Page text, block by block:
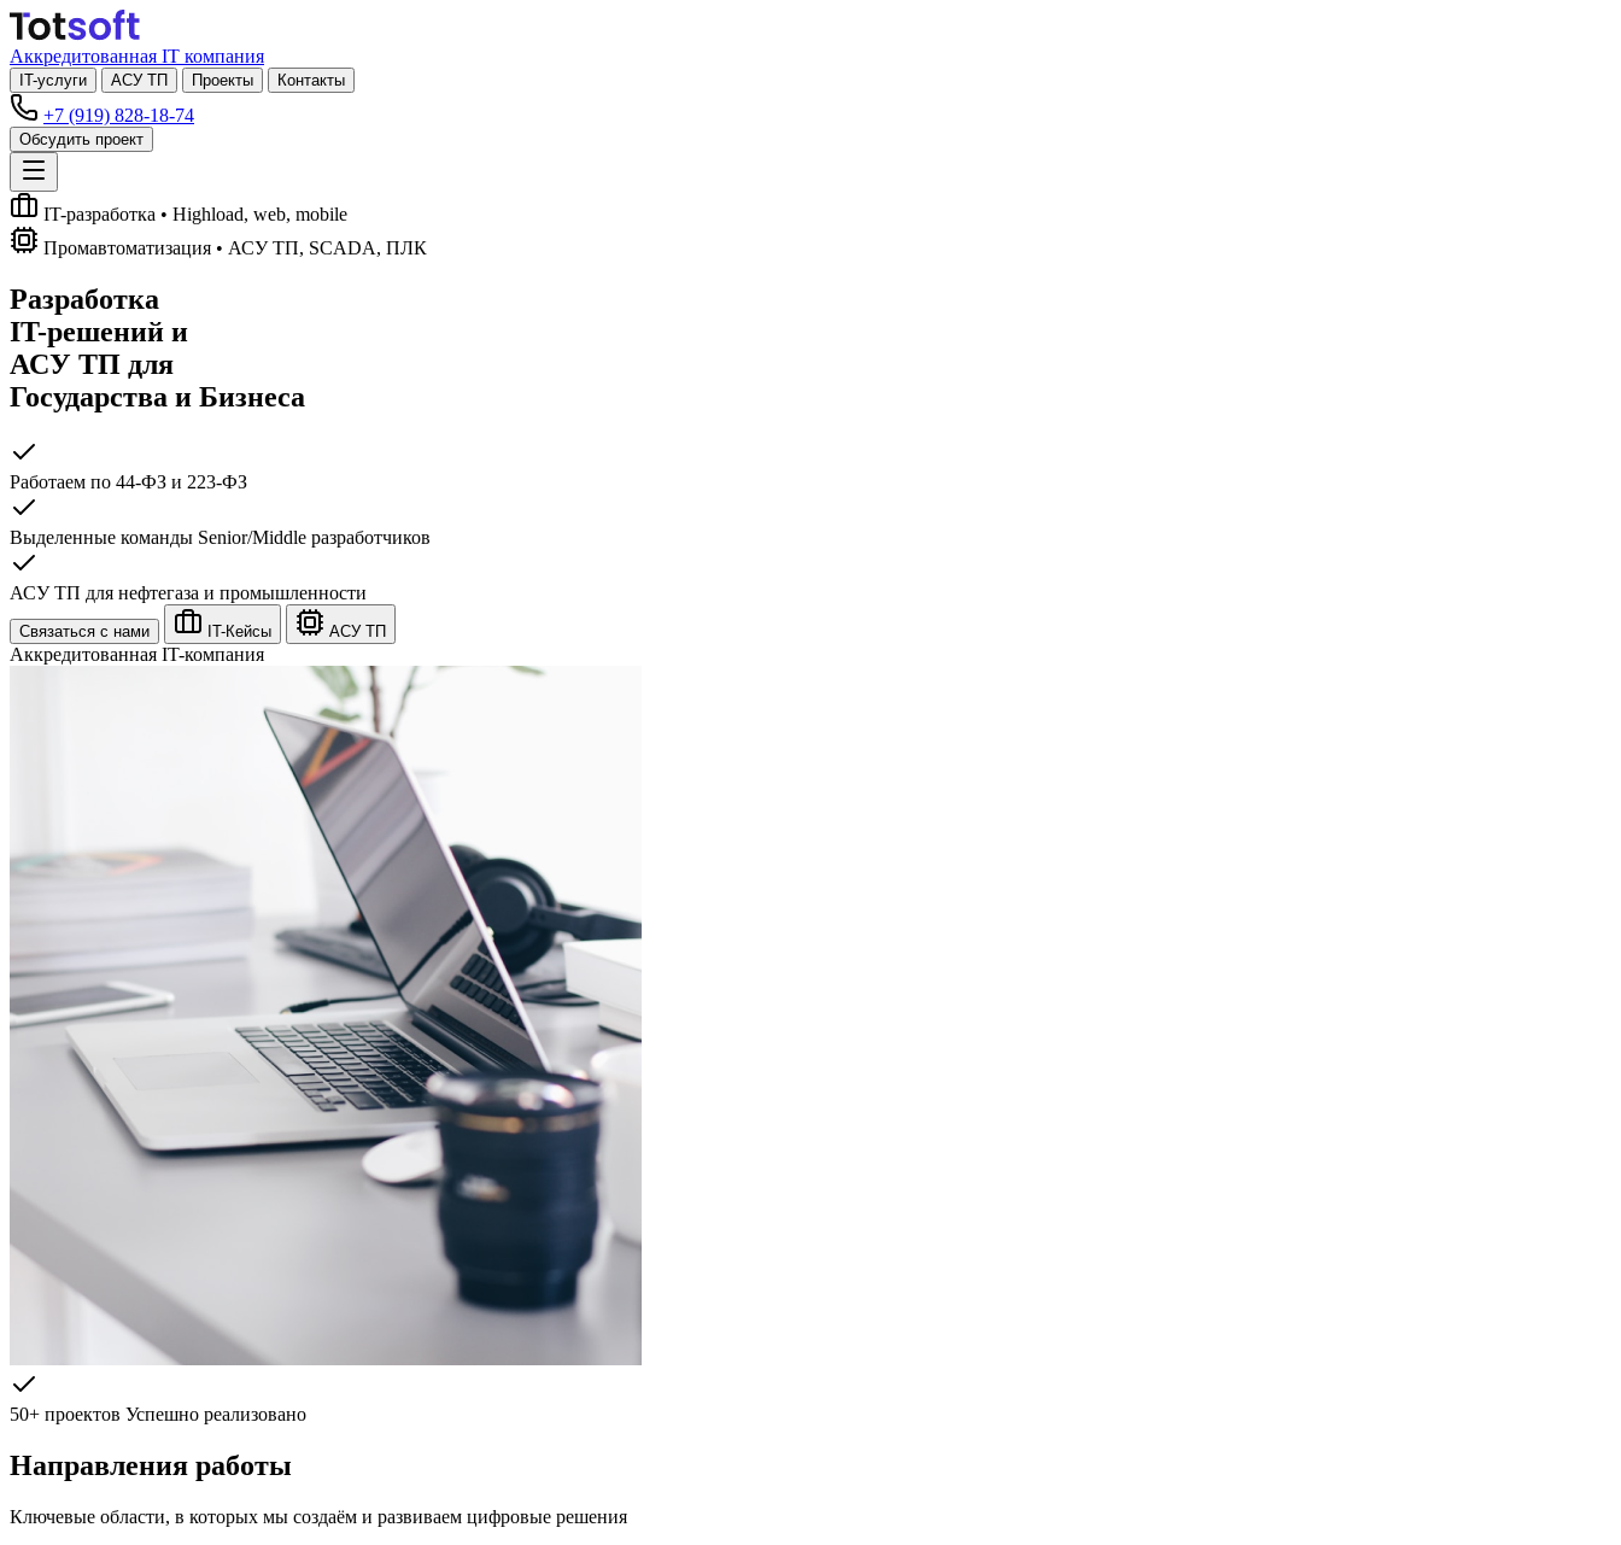
Аккредитованная IT компания
IT-услуги АСУ ТП Проекты Контакты
+7 (919) 828-18-74
Обсудить проект
IT-разработка • Highload, web, mobile
Промавтоматизация • АСУ ТП, SCADA, ПЛК
Разработка
IT-решений и
АСУ ТП для
Государства и Бизнеса
Работаем по 44-ФЗ и 223-ФЗ
Выделенные команды Senior/Middle разработчиков
АСУ ТП для нефтегаза и промышленности
Связаться с нами IT-Кейсы АСУ ТП
Аккредитованная IT-компания
50+ проектов Успешно реализовано
Направления работы
Ключевые области, в которых мы создаём и развиваем цифровые решения